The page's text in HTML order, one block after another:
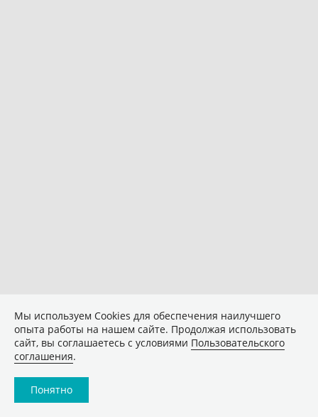
Мы используем Сookies для обеспечения наилучшего
опыта работы на нашем сайте. Продолжая использовать
сайт, вы соглашаетесь с условиями Пользовательского
соглашения.
Понятно